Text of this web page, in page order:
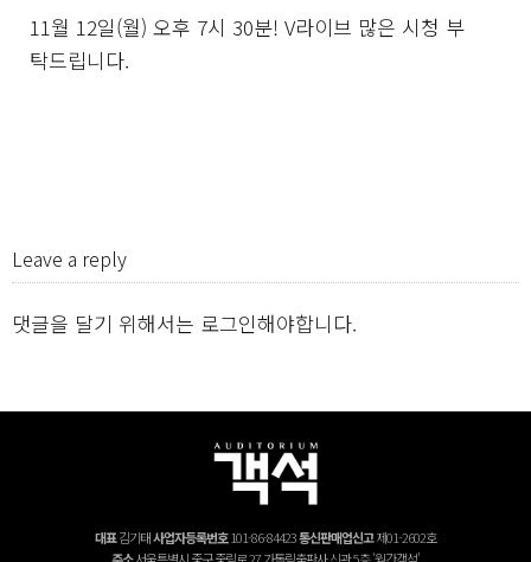
11월 12일(월) 오후 7시 30분! V라이브 많은 시청 부
탁드립니다.
Leave a reply
댓글을 달기 위해서는 로그인해야합니다.
대표김기태사업자등록번호101-86-84423통신판매업신고제01-2602호